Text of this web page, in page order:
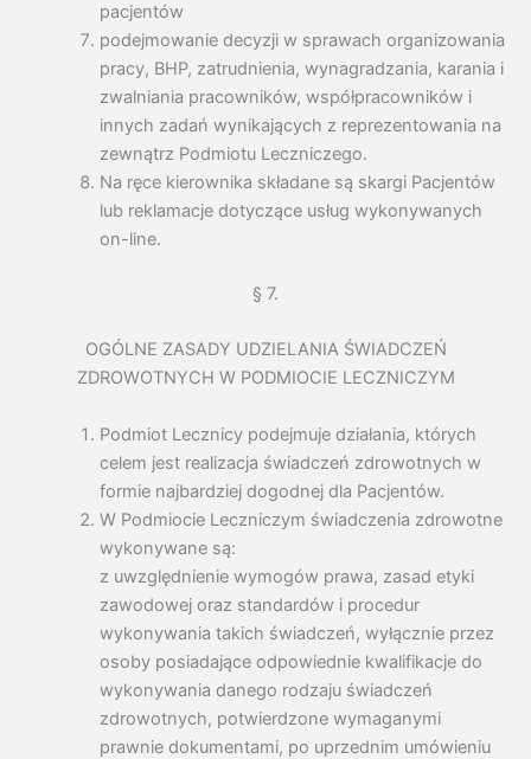
pacjentów
podejmowanie decyzji w sprawach organizowania
pracy, BHP, zatrudnienia, wynagradzania, karania i
zwalniania pracowników, współpracowników i
innych zadań wynikających z reprezentowania na
zewnątrz Podmiotu Leczniczego.
Na ręce kierownika składane są skargi Pacjentów
lub reklamacje dotyczące usług wykonywanych
on-line.
§ 7.
OGÓLNE ZASADY UDZIELANIA ŚWIADCZEŃ
ZDROWOTNYCH W PODMIOCIE LECZNICZYM
Podmiot Lecznicy podejmuje działania, których
celem jest realizacja świadczeń zdrowotnych w
formie najbardziej dogodnej dla Pacjentów.
W Podmiocie Leczniczym świadczenia zdrowotne
wykonywane są:
z uwzględnienie wymogów prawa, zasad etyki
zawodowej oraz standardów i procedur
wykonywania takich świadczeń, wyłącznie przez
osoby posiadające odpowiednie kwalifikacje do
wykonywania danego rodzaju świadczeń
zdrowotnych, potwierdzone wymaganymi
prawnie dokumentami, po uprzednim umówieniu